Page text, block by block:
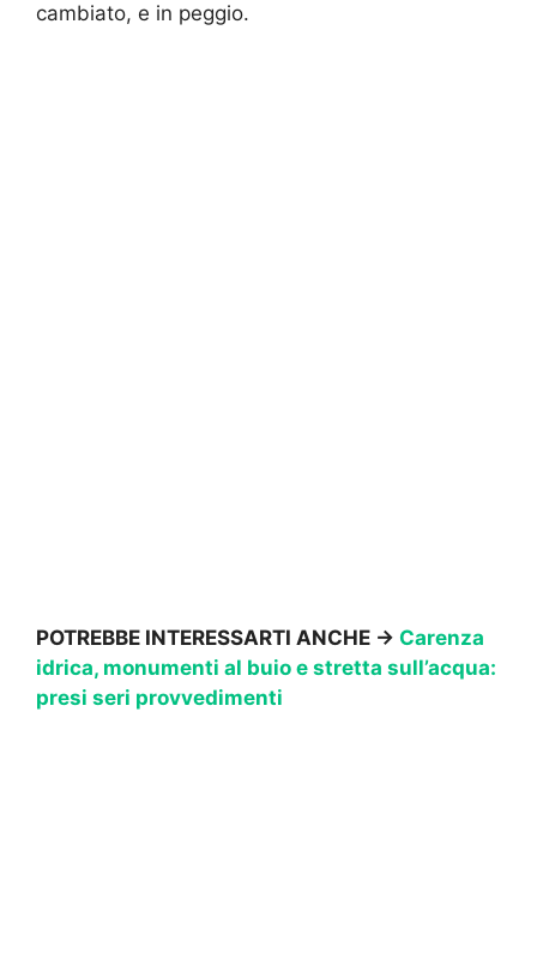
cambiato, e in peggio.
POTREBBE INTERESSARTI ANCHE → Carenza
idrica, monumenti al buio e stretta sull’acqua:
presi seri provvedimenti